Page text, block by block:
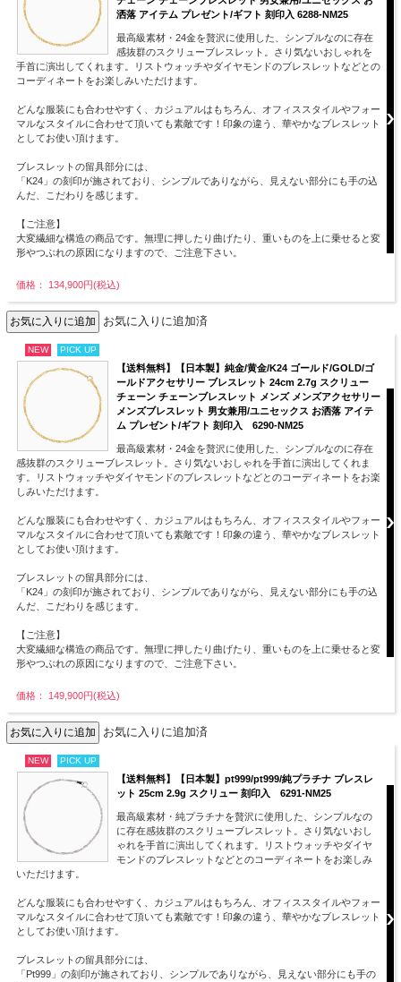
洒落 アイテム プレゼント/ギフト 刻印入 6288-NM25
最高級素材・24金を贅沢に使用した、シンプルなのに存在
感抜群のスクリューブレスレット。さり気ないおしゃれを
手首に演出してくれます。リストウォッチやダイヤモンドのブレスレットなどとの
コーディネートをお楽しみいただけます。
どんな服装にも合わせやすく、カジュアルはもちろん、オフィススタイルやフォー
マルなスタイルに合わせて頂いても素敵です！印象の違う、華やかなブレスレット
としてお使い頂けます。
ブレスレットの留具部分には、
「K24」の刻印が施されており、シンプルでありながら、見えない部分にも手の込
んだ、こだわりを感じます。
【ご注意】
大変繊細な構造の商品です。無理に押したり曲げたり、重いものを上に乗せると変
形やつぶれの原因になりますので、ご注意下さい。
価格： 134,900円(税込)
お気に入りに追加済
NEW PICK UP
【送料無料】【日本製】純金/黄金/K24 ゴールド/GOLD/ゴ
ールドアクセサリー ブレスレット 24cm 2.7g スクリュー
チェーン チェーンブレスレット メンズ メンズアクセサリー
メンズブレスレット 男女兼用/ユニセックス お洒落 アイテ
ム プレゼント/ギフト 刻印入 6290-NM25
最高級素材・24金を贅沢に使用した、シンプルなのに存在
感抜群のスクリューブレスレット。さり気ないおしゃれを手首に演出してくれま
す。リストウォッチやダイヤモンドのブレスレットなどとのコーディネートをお楽
しみいただけます。
どんな服装にも合わせやすく、カジュアルはもちろん、オフィススタイルやフォー
マルなスタイルに合わせて頂いても素敵です！印象の違う、華やかなブレスレット
としてお使い頂けます。
ブレスレットの留具部分には、
「K24」の刻印が施されており、シンプルでありながら、見えない部分にも手の込
んだ、こだわりを感じます。
【ご注意】
大変繊細な構造の商品です。無理に押したり曲げたり、重いものを上に乗せると変
形やつぶれの原因になりますので、ご注意下さい。
価格： 149,900円(税込)
お気に入りに追加済
NEW PICK UP
【送料無料】【日本製】pt999/pt999/純プラチナ ブレスレ
ット 25cm 2.9g スクリュー 刻印入 6291-NM25
最高級素材・純プラチナを贅沢に使用した、シンプルなの
に存在感抜群のスクリューブレスレット。さり気ないおし
ゃれを手首に演出してくれます。リストウォッチやダイヤ
モンドのブレスレットなどとのコーディネートをお楽しみ
いただけます。
どんな服装にも合わせやすく、カジュアルはもちろん、オフィススタイルやフォー
マルなスタイルに合わせて頂いても素敵です！印象の違う、華やかなブレスレット
としてお使い頂けます。
ブレスレットの留具部分には、
「Pt999」の刻印が施されており、シンプルでありながら、見えない部分にも手の